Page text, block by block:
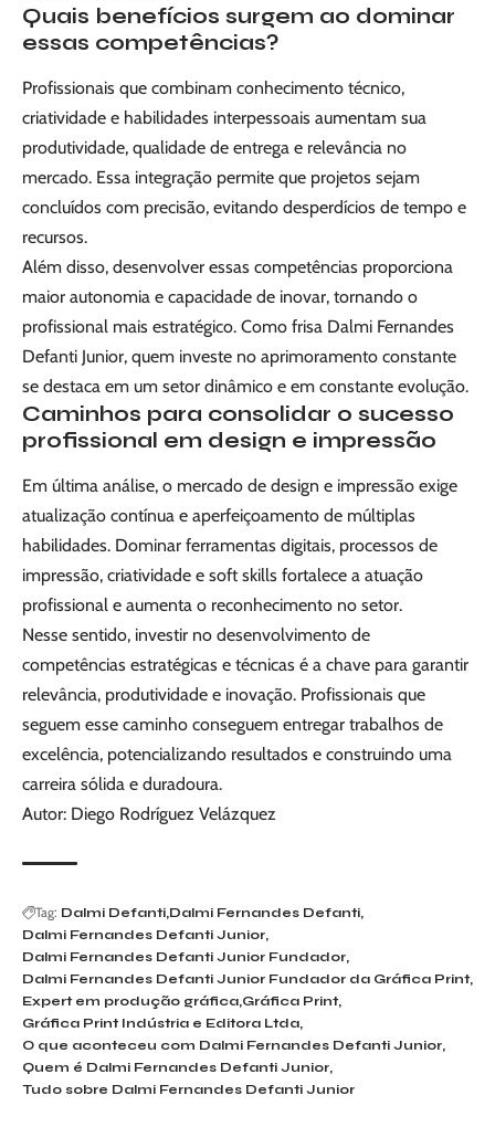
Quais benefícios surgem ao dominar
essas competências?
Profissionais que combinam conhecimento técnico,
criatividade e habilidades interpessoais aumentam sua
produtividade, qualidade de entrega e relevância no
mercado. Essa integração permite que projetos sejam
concluídos com precisão, evitando desperdícios de tempo e
recursos.
Além disso, desenvolver essas competências proporciona
maior autonomia e capacidade de inovar, tornando o
profissional mais estratégico. Como frisa Dalmi Fernandes
Defanti Junior, quem investe no aprimoramento constante
se destaca em um setor dinâmico e em constante evolução.
Caminhos para consolidar o sucesso
profissional em design e impressão
Em última análise, o mercado de design e impressão exige
atualização contínua e aperfeiçoamento de múltiplas
habilidades. Dominar ferramentas digitais, processos de
impressão, criatividade e soft skills fortalece a atuação
profissional e aumenta o reconhecimento no setor.
Nesse sentido, investir no desenvolvimento de
competências estratégicas e técnicas é a chave para garantir
relevância, produtividade e inovação. Profissionais que
seguem esse caminho conseguem entregar trabalhos de
excelência, potencializando resultados e construindo uma
carreira sólida e duradoura.
Autor: Diego Rodríguez Velázquez
Tag: Dalmi Defanti Dalmi Fernandes Defanti
Dalmi Fernandes Defanti Junior
Dalmi Fernandes Defanti Junior Fundador
Dalmi Fernandes Defanti Junior Fundador da Gráfica Print
Expert em produção gráfica Gráfica Print
Gráfica Print Indústria e Editora Ltda
O que aconteceu com Dalmi Fernandes Defanti Junior
Quem é Dalmi Fernandes Defanti Junior
Tudo sobre Dalmi Fernandes Defanti Junior